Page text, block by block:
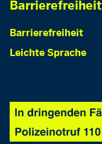
Barrierefreiheit
Barrierefreiheit
Leichte Sprache